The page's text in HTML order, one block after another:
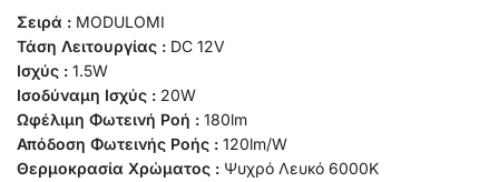
Σειρά : MODULOMI
Τάση Λειτουργίας : DC 12V
Ισχύς : 1.5W
Ισοδύναμη Ισχύς : 20W
Ωφέλιμη Φωτεινή Ροή : 180lm
Απόδοση Φωτεινής Ροής : 120lm/W
Θερμοκρασία Χρώματος : Ψυχρό Λευκό 6000K